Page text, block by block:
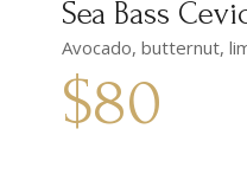
Sea Bass
Avocado, butternut,
$80